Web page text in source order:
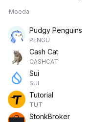
Moeda
Pudgy Penguins
PENGU
Cash Cat
CASHCAT
Sui
SUI
Tutorial
TUT
StonkBroker